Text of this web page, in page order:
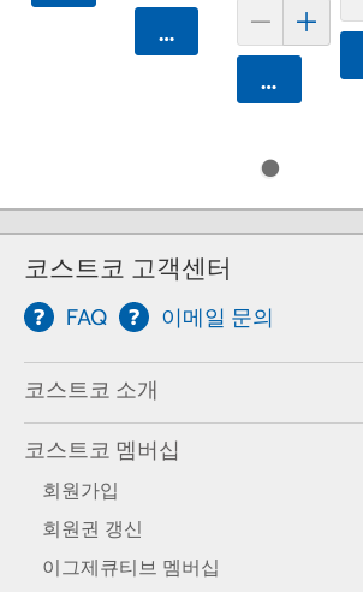
카트에 담기
카트에 담기
코스트코 고객센터
FAQ 이메일 문의
코스트코 소개
코스트코 멤버십
회원가입
회원권 갱신
이그제큐티브 멤버십